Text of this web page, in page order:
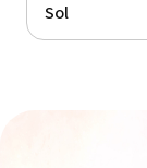
Sol